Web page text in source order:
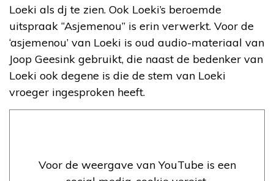
Loeki als dj te zien. Ook Loeki’s beroemde
uitspraak “Asjemenou” is erin verwerkt. Voor de
‘asjemenou’ van Loeki is oud audio-materiaal van
Joop Geesink gebruikt, die naast de bedenker van
Loeki ook degene is die de stem van Loeki
vroeger ingesproken heeft.
Voor de weergave van YouTube is een